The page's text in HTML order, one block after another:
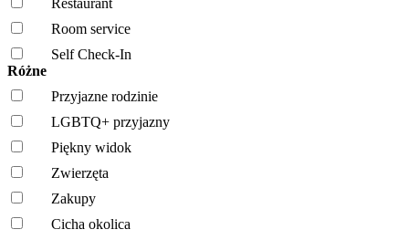
Room service
Self Check-In
Różne
Przyjazne rodzinie
LGBTQ+ przyjazny
Piękny widok
Zwierzęta
Zakupy
Cicha okolica